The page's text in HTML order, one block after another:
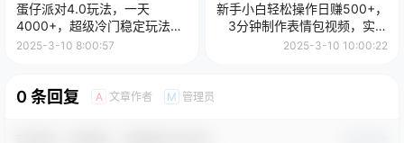
蛋仔派对4.0玩法，一天
4000+，超级冷门稳定玩法，
一台手机即可操作，小白轻松
2025-3-10 8:00:57
新手小白轻松操作日赚500+，
3分钟制作表情包视频，实现
双份收益
2025-3-10 10:00:22
0 条回复 A 文章作者 M 管理员